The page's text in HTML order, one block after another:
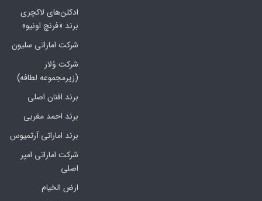
ادکلن‌های لاکچری
برند «فرنچ اونیو»
شرکت اماراتی سلیون
شرکت وُلار
(زیرمجموعه لطافه)
برند افنان اصلی
برند احمد مغربی
برند اماراتی آرتمیوس
شرکت اماراتی امپر
اصلی
ارض الخیام